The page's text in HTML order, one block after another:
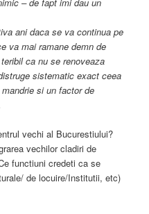
ani daca se va continua pe
va mai ramane demn de
ca nu se renoveaza
sistematic exact ceea
si un factor de
vechi al Bucurestiului?
vechilor cladiri de
functiuni credeti ca se
de locuire/Institutii, etc)